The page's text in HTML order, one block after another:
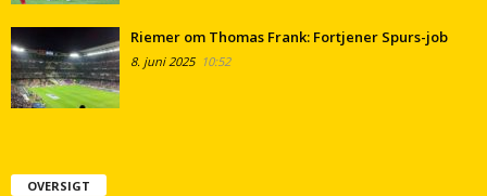
Riemer om Thomas Frank: Fortjener Spurs-job
8. juni 202510:52
OVERSIGT